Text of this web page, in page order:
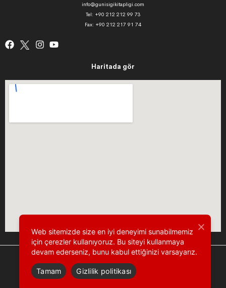
info@gunisigikitapligi.com
Tel: +90 212 212 99 73
Fax: +90 212 217 91 74
Haritada gör
Web sitemizde size en iyi deneyimi sunabilmemiz
için çerezler kullanıyoruz. Bu siteyi kullanmaya
devam ederseniz, bunu kabul ettiğinizi varsayarız.
Tamam Gizlilik politikası